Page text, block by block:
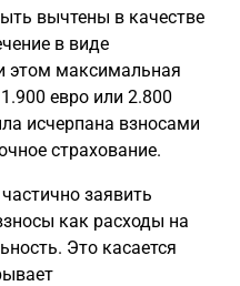
вычтены в качестве
в виде
этом максимальная
евро или 2.800
исчерпана взносами
страхование.
заявить
как расходы на
Это касается